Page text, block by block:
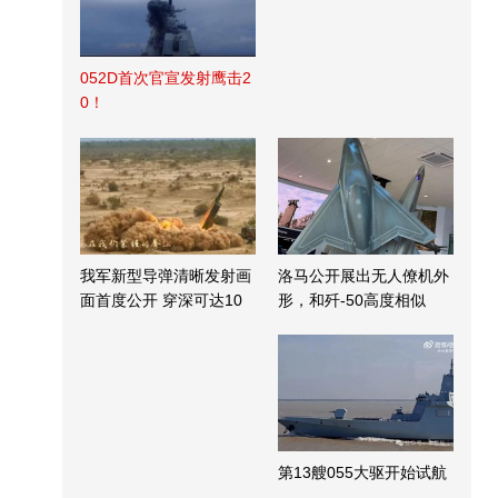
052D首次官宣发射鹰击2
0！
我军新型导弹清晰发射画
面首度公开 穿深可达10
洛马公开展出无人僚机外
形，和歼-50高度相似
第13艘055大驱开始试航